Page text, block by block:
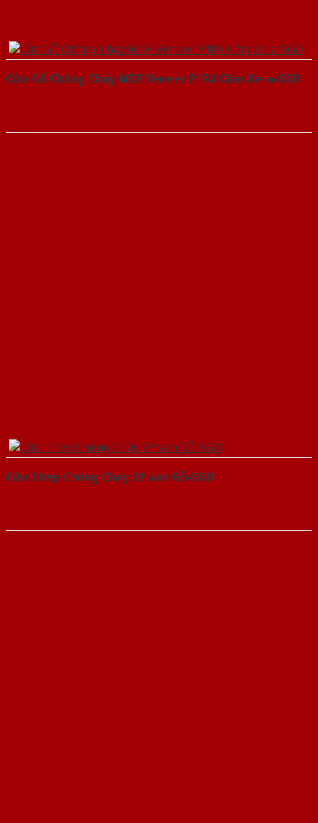
Cửa Gỗ Chống Cháy MDF Veneer P1R4 Căm Xe-a-SGD
Cửa Thép Chống Cháy 2P van Gỗ-SGD